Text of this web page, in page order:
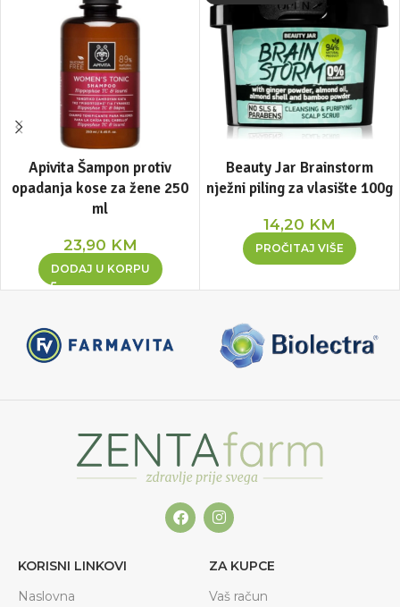
Apivita Šampon protiv
opadanja kose za žene 250
ml
23,90 KM
DODAJ U KORPU
Beauty Jar Brainstorm
nježni piling za vlasište 100g
14,20 KM
PROČITAJ VIŠE
KORISNI LINKOVI
Naslovna
ZA KUPCE
Vaš račun